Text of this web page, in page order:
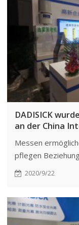
DADISICK
an der China
Messen
pflegen
der2020/9/22